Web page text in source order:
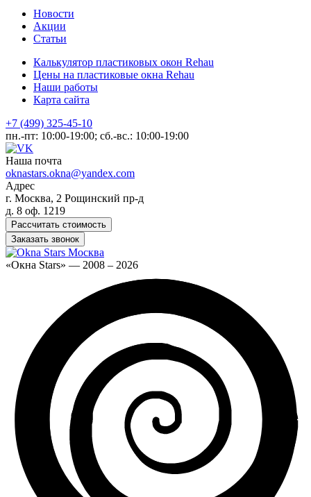
Новости
Акции
Статьи
Калькулятор пластиковых окон Rehau
Цены на пластиковые окна Rehau
Наши работы
Карта сайта
+7 (499) 325-45-10
пн.-пт: 10:00-19:00; сб.-вс.: 10:00-19:00
Наша почта
oknastars.okna@yandex.com
Адрес
г. Москва, 2 Рощинский пр-д
д. 8 оф. 1219
Рассчитать стоимость
Заказать звонок
«Окна Stars» — 2008 – 2026